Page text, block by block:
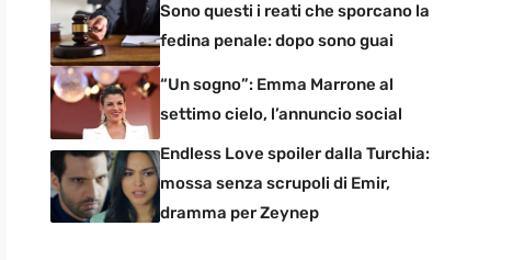
Sono questi i reati che sporcano la
fedina penale: dopo sono guai
“Un sogno”: Emma Marrone al
settimo cielo, l’annuncio social
Endless Love spoiler dalla Turchia:
mossa senza scrupoli di Emir,
dramma per Zeynep